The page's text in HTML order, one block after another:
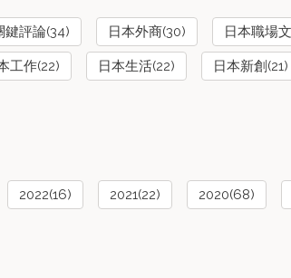
鍵評論(34) 日本外商(30) 日本職場
工作(22) 日本生活(22) 日本新創(21)
2022(16) 2021(22) 2020(68)